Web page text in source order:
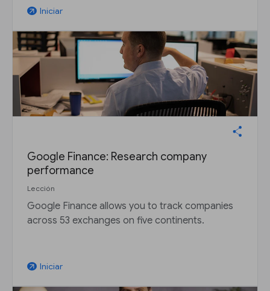
arrow_outward Iniciar
Google Finance: Research company
performance
Lección
Google Finance allows you to track companies
across 53 exchanges on five continents.
arrow_outward Iniciar